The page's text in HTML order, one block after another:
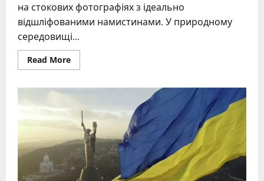
на стокових фотографіях з ідеально
відшліфованими намистинами. У природному
середовищі...
Read MoreRead
more
можна
довіряти
лише
очам
при
його
виборі